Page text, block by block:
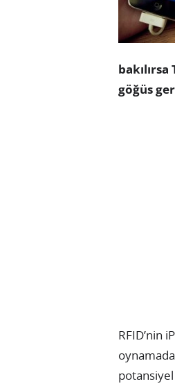
göğüs
RFID’nin
potansiyel